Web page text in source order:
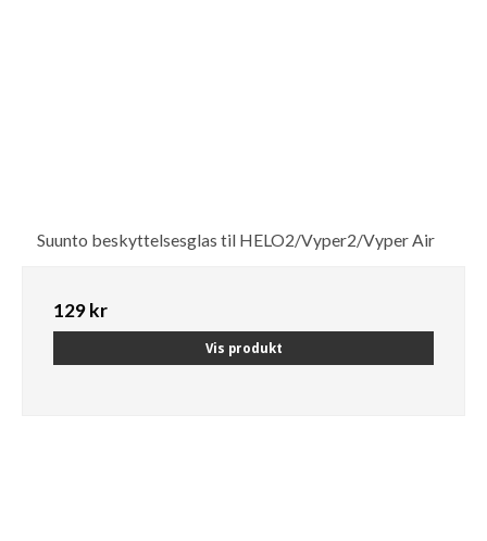
Suunto beskyttelsesglas til HELO2/Vyper2/Vyper Air
129 kr
Vis produkt